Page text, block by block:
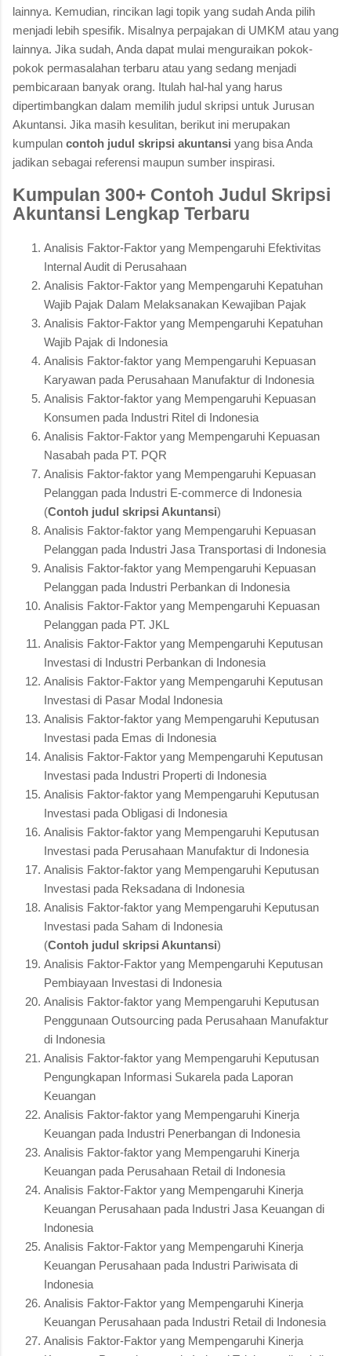
lainnya. Kemudian, rincikan lagi topik yang sudah Anda pilih
menjadi lebih spesifik. Misalnya perpajakan di UMKM atau yang
lainnya. Jika sudah, Anda dapat mulai menguraikan pokok-
pokok permasalahan terbaru atau yang sedang menjadi
pembicaraan banyak orang. Itulah hal-hal yang harus
dipertimbangkan dalam memilih judul skripsi untuk Jurusan
Akuntansi. Jika masih kesulitan, berikut ini merupakan
kumpulan contoh judul skripsi akuntansi yang bisa Anda
jadikan sebagai referensi maupun sumber inspirasi.
Kumpulan 300+ Contoh Judul Skripsi
Akuntansi Lengkap Terbaru
Analisis Faktor-Faktor yang Mempengaruhi Efektivitas
Internal Audit di Perusahaan
Analisis Faktor-Faktor yang Mempengaruhi Kepatuhan
Wajib Pajak Dalam Melaksanakan Kewajiban Pajak
Analisis Faktor-Faktor yang Mempengaruhi Kepatuhan
Wajib Pajak di Indonesia
Analisis Faktor-faktor yang Mempengaruhi Kepuasan
Karyawan pada Perusahaan Manufaktur di Indonesia
Analisis Faktor-faktor yang Mempengaruhi Kepuasan
Konsumen pada Industri Ritel di Indonesia
Analisis Faktor-Faktor yang Mempengaruhi Kepuasan
Nasabah pada PT. PQR
Analisis Faktor-faktor yang Mempengaruhi Kepuasan
Pelanggan pada Industri E-commerce di Indonesia
(Contoh judul skripsi Akuntansi)
Analisis Faktor-faktor yang Mempengaruhi Kepuasan
Pelanggan pada Industri Jasa Transportasi di Indonesia
Analisis Faktor-faktor yang Mempengaruhi Kepuasan
Pelanggan pada Industri Perbankan di Indonesia
Analisis Faktor-Faktor yang Mempengaruhi Kepuasan
Pelanggan pada PT. JKL
Analisis Faktor-Faktor yang Mempengaruhi Keputusan
Investasi di Industri Perbankan di Indonesia
Analisis Faktor-Faktor yang Mempengaruhi Keputusan
Investasi di Pasar Modal Indonesia
Analisis Faktor-faktor yang Mempengaruhi Keputusan
Investasi pada Emas di Indonesia
Analisis Faktor-Faktor yang Mempengaruhi Keputusan
Investasi pada Industri Properti di Indonesia
Analisis Faktor-faktor yang Mempengaruhi Keputusan
Investasi pada Obligasi di Indonesia
Analisis Faktor-faktor yang Mempengaruhi Keputusan
Investasi pada Perusahaan Manufaktur di Indonesia
Analisis Faktor-faktor yang Mempengaruhi Keputusan
Investasi pada Reksadana di Indonesia
Analisis Faktor-faktor yang Mempengaruhi Keputusan
Investasi pada Saham di Indonesia
(Contoh judul skripsi Akuntansi)
Analisis Faktor-Faktor yang Mempengaruhi Keputusan
Pembiayaan Investasi di Indonesia
Analisis Faktor-faktor yang Mempengaruhi Keputusan
Penggunaan Outsourcing pada Perusahaan Manufaktur
di Indonesia
Analisis Faktor-faktor yang Mempengaruhi Keputusan
Pengungkapan Informasi Sukarela pada Laporan
Keuangan
Analisis Faktor-faktor yang Mempengaruhi Kinerja
Keuangan pada Industri Penerbangan di Indonesia
Analisis Faktor-faktor yang Mempengaruhi Kinerja
Keuangan pada Perusahaan Retail di Indonesia
Analisis Faktor-Faktor yang Mempengaruhi Kinerja
Keuangan Perusahaan pada Industri Jasa Keuangan di
Indonesia
Analisis Faktor-Faktor yang Mempengaruhi Kinerja
Keuangan Perusahaan pada Industri Pariwisata di
Indonesia
Analisis Faktor-Faktor yang Mempengaruhi Kinerja
Keuangan Perusahaan pada Industri Retail di Indonesia
Analisis Faktor-Faktor yang Mempengaruhi Kinerja